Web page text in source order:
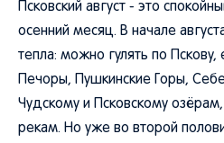
Псковский август - это
осенний месяц. В начале
тепла: можно гулять по Пскову,
Печоры, Пушкинские Горы,
Чудскому и Псковскому
рекам. Но уже во второй